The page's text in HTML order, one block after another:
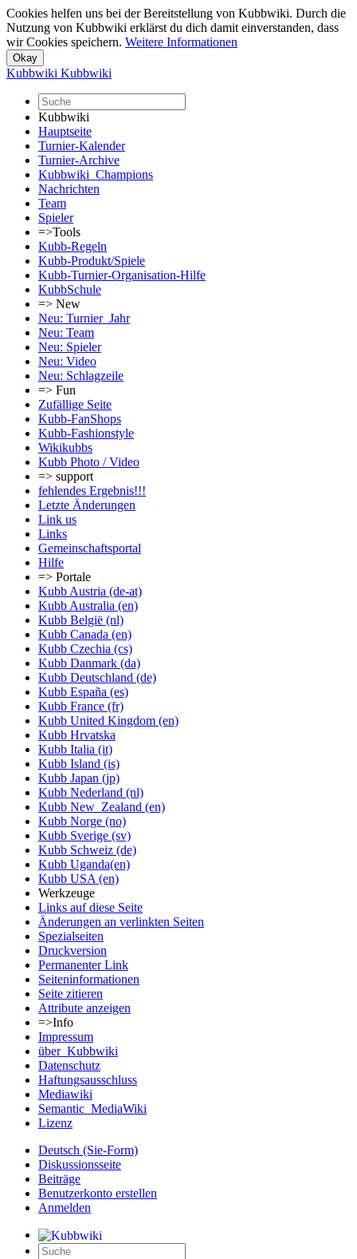
Cookies helfen uns bei der Bereitstellung von Kubbwiki. Durch die
Nutzung von Kubbwiki erklärst du dich damit einverstanden, dass
wir Cookies speichern. Weitere Informationen
Kubbwiki Kubbwiki
Kubbwiki
Hauptseite
Turnier-Kalender
Turnier-Archive
Kubbwiki_Champions
Nachrichten
Team
Spieler
=>Tools
Kubb-Regeln
Kubb-Produkt/Spiele
Kubb-Turnier-Organisation-Hilfe
KubbSchule
=> New
Neu: Turnier_Jahr
Neu: Team
Neu: Spieler
Neu: Video
Neu: Schlagzeile
=> Fun
Zufällige Seite
Kubb-FanShops
Kubb-Fashionstyle
Wikikubbs
Kubb Photo / Video
=> support
fehlendes Ergebnis!!!
Letzte Änderungen
Link us
Links
Gemeinschafts­portal
Hilfe
=> Portale
Kubb Austria (de-at)
Kubb Australia (en)
Kubb België (nl)
Kubb Canada (en)
Kubb Czechia (cs)
Kubb Danmark (da)
Kubb Deutschland (de)
Kubb España (es)
Kubb France (fr)
Kubb United Kingdom (en)
Kubb Hrvatska
Kubb Italia (it)
Kubb Island (is)
Kubb Japan (jp)
Kubb Nederland (nl)
Kubb New_Zealand (en)
Kubb Norge (no)
Kubb Sverige (sv)
Kubb Schweiz (de)
Kubb Uganda(en)
Kubb USA (en)
Werkzeuge
Links auf diese Seite
Änderungen an verlinkten Seiten
Spezialseiten
Druckversion
Permanenter Link
Seiten­informationen
Seite zitieren
Attribute anzeigen
=>Info
Impressum
über_Kubbwiki
Datenschutz
Haftungsausschluss
Mediawiki
Semantic_MediaWiki
Lizenz
Deutsch (Sie-Form)‎
Diskussionsseite
Beiträge
Benutzerkonto erstellen
Anmelden